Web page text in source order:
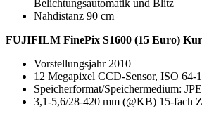
Belichtungsautomatik und Blitz
Nahdistanz 90 cm
FUJIFILM FinePix S1600 (15 Euro)
Vorstellungsjahr 2010
12 Megapixel CCD-Sensor, ISO 64-
Speicherformat/Speichermedium:
3,1-5,6/28-420 mm (@KB) 15-fach